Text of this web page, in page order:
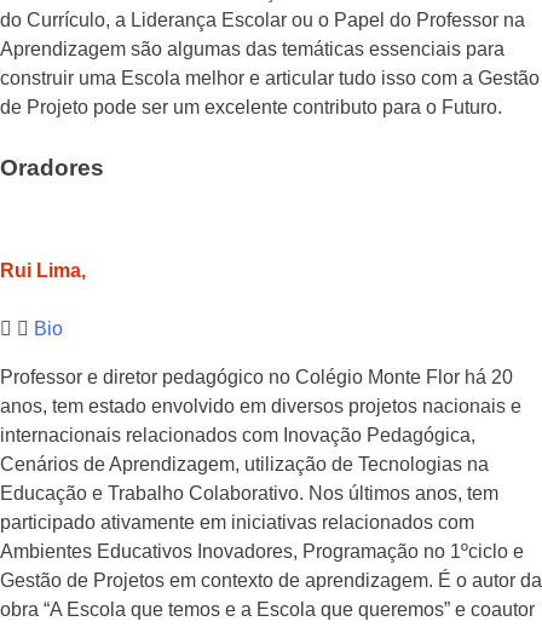
do Currículo, a Liderança Escolar ou o Papel do Professor na
Aprendizagem são algumas das temáticas essenciais para
construir uma Escola melhor e articular tudo isso com a Gestão
de Projeto pode ser um excelente contributo para o Futuro.
Oradores
Rui Lima,
Bio
Professor e diretor pedagógico no Colégio Monte Flor há 20
anos, tem estado envolvido em diversos projetos nacionais e
internacionais relacionados com Inovação Pedagógica,
Cenários de Aprendizagem, utilização de Tecnologias na
Educação e Trabalho Colaborativo. Nos últimos anos, tem
participado ativamente em iniciativas relacionados com
Ambientes Educativos Inovadores, Programação no 1ºciclo e
Gestão de Projetos em contexto de aprendizagem. É o autor da
obra “A Escola que temos e a Escola que queremos” e coautor